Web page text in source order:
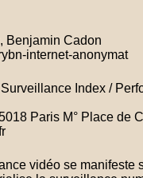
Benjamin Cadon
internet-anonymat
Index /
Paris M° Place de
vidéo se manifeste